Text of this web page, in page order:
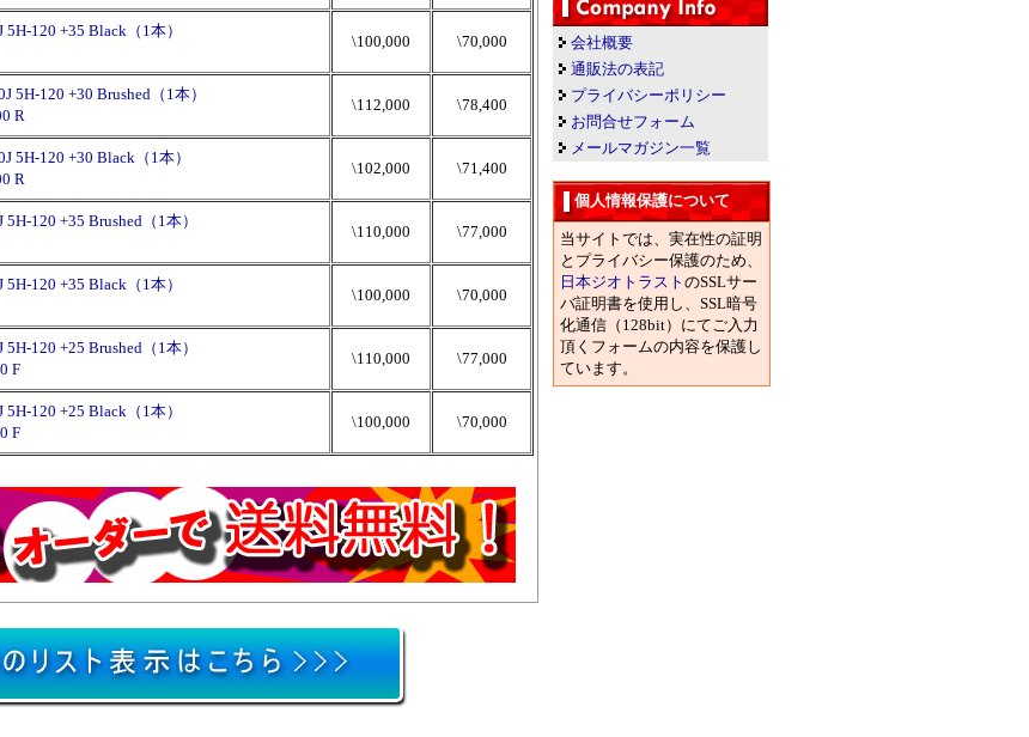
120 +35 Black（1本）
\100,000 \70,000
120 +30 Brushed（1本）
R
\112,000 \78,400
120 +30 Black（1本）
R
\102,000 \71,400
120 +35 Brushed（1本）
\110,000 \77,000
120 +35 Black（1本）
\100,000 \70,000
120 +25 Brushed（1本）
F
\110,000 \77,000
120 +25 Black（1本）
F
\100,000 \70,000
会社概要
通販法の表記
プライバシーポリシー
お問合せフォーム
メールマガジン一覧
個人情報保護について
当サイトでは、実在性の証明
とプライバシー保護のため、
日本ジオトラスト のSSLサー
バ証明書を使用し、SSL暗号
化通信（128bit）にてご入力
頂くフォームの内容を保護し
ています。